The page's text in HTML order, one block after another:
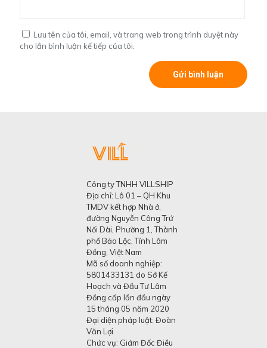
Lưu tên của tôi, email, và trang web trong trình duyệt này
cho lần bình luận kế tiếp của tôi.
Công ty TNHH VILLSHIP
Địa chỉ: Lô 01 – QH Khu
TMDV kết hợp Nhà ở,
đường Nguyễn Công Trứ
Nối Dài, Phường 1, Thành
phố Bảo Lộc, Tỉnh Lâm
Đồng, Việt Nam
Mã số doanh nghiệp:
5801433131 do Sở Kế
Hoạch và Đầu Tư Lâm
Đồng cấp lần đầu ngày
15 tháng 05 năm 2020
Đại diện pháp luật: Đoàn
Văn Lợi
Chức vụ: Giám Đốc Điều